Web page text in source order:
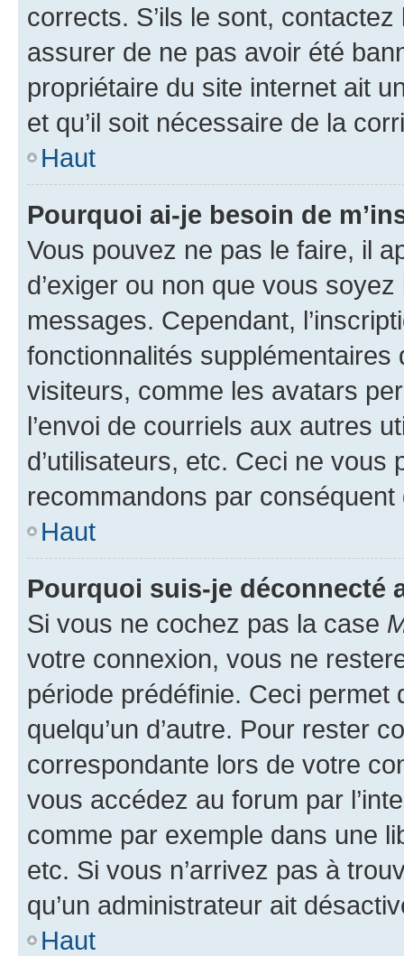
corrects. S’ils le sont,
assurer de ne pas avoir été
propriétaire du site internet ait
et qu’il soit nécessaire de la
Haut
Pourquoi ai-je besoin de
Vous pouvez ne pas le faire, il
d’exiger ou non que vous
messages. Cependant,
fonctionnalités
visiteurs, comme les avatars
l’envoi de courriels aux autres
d’utilisateurs, etc. Ceci ne vous
recommandons par conséquent
Haut
Pourquoi suis-je déconnecté
Si vous ne cochez pas la case
votre connexion, vous ne
période prédéfinie. Ceci permet
quelqu’un d’autre. Pour rester
correspondante lors de votre
vous accédez au forum par
comme par exemple dans une
etc. Si vous n’arrivez pas à
qu’un administrateur ait
Haut